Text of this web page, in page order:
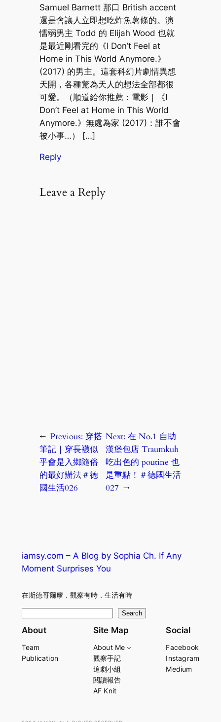
Samuel Barnett 那口 British accent
還是會讓人立即想吃炸魚薯條的。演
懦弱男主 Todd 的 Elijah Wood 也就
是最近剛看完的《I Don’t Feel at
Home in This World Anymore.》
(2017) 的男主。這套科幻片劇情異想
天開，各種驚為天人的想法全部都很
可愛。（順道給你推薦：電影｜《I
Don’t Feel at Home in This World
Anymore.》無處為家 (2017)：誰不會
被小事…） […]
Reply
Leave a Reply
← Previous: 穿搭
筆記｜穿長襪似
乎會是入鄉隨俗
的最好辦法＃德
國生活026
Next: 在 No.1 自助
漢堡包店 Traumkuh
吃出色的 poutine 也
是重點！＃德國生活
027 →
iamsy.com – A Blog by Sophia Ch. If Any
Moment Surprises You
在斯德哥爾摩．觀察有時．生活有時
e
r
Search
About
Team
Publication
Site Map
About Me
觀察手記
追劇小組
閱讀報告
AF Knit
Social
Facebook
Instagram
Medium